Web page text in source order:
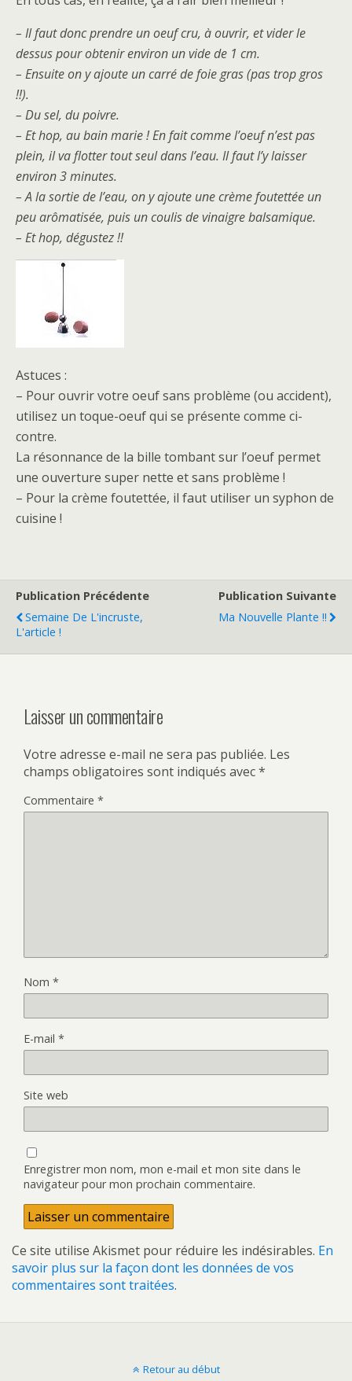
– Il faut donc prendre un oeuf cru, à ouvrir, et vider le
dessus pour obtenir environ un vide de 1 cm.
– Ensuite on y ajoute un carré de foie gras (pas trop gros
!!).
– Du sel, du poivre.
– Et hop, au bain marie ! En fait comme l’oeuf n’est pas
plein, il va flotter tout seul dans l’eau. Il faut l’y laisser
environ 3 minutes.
– A la sortie de l’eau, on y ajoute une crème foutettée un
peu arômatisée, puis un coulis de vinaigre balsamique.
– Et hop, dégustez !!
Astuces :
– Pour ouvrir votre oeuf sans problème (ou accident),
utilisez un toque-oeuf qui se présente comme ci-
contre.
La résonnance de la bille tombant sur l’oeuf permet
une ouverture super nette et sans problème !
– Pour la crème foutettée, il faut utiliser un syphon de
cuisine !
Publication Précédente
Semaine De L'incruste,
L'article !
Publication Suivante
Ma Nouvelle Plante !!
Laisser un commentaire
Votre adresse e-mail ne sera pas publiée. Les
champs obligatoires sont indiqués avec*
Commentaire *
Nom *
E-mail *
Site web
Enregistrer mon nom, mon e-mail et mon site dans le
navigateur pour mon prochain commentaire.
Ce site utilise Akismet pour réduire les indésirables. En
savoir plus sur la façon dont les données de vos
commentaires sont traitées.
Retour au début